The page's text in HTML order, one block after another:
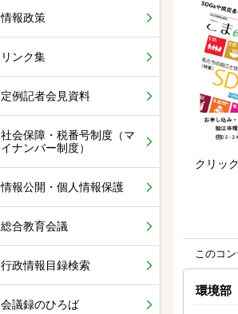
情報政策
リンク集
定例記者会見資料
社会保障・税番号制度（マ
イナンバー制度）
情報公開・個人情報保護
総合教育会議
行政情報目録検索
会議録のひろば
クリッ
このコ
環境部